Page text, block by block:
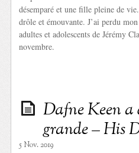
désemparé et une fille pleine de
drôle et émouvante. J’ai perdu
adultes et adolescents de Jérémy
novembre.
Dafne Keen a
grande – His
5 Nov. 2019